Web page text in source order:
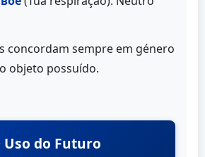
concordam sempre em género
objeto possuído.
Uso do Futuro